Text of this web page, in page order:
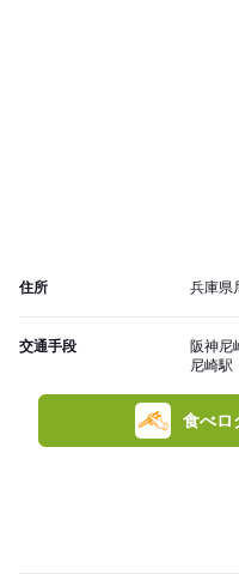
住所 兵庫県
交通手段
阪神尼
尼崎駅
食べロ